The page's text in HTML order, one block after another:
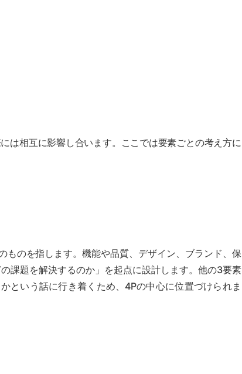
は相互に影響し合います。ここでは要素ごとの考え方に
のを指します。機能や品質、デザイン、ブランド、保
課題を解決するのか」を起点に設計します。他の3要素
という話に行き着くため、4Pの中心に位置づけられま